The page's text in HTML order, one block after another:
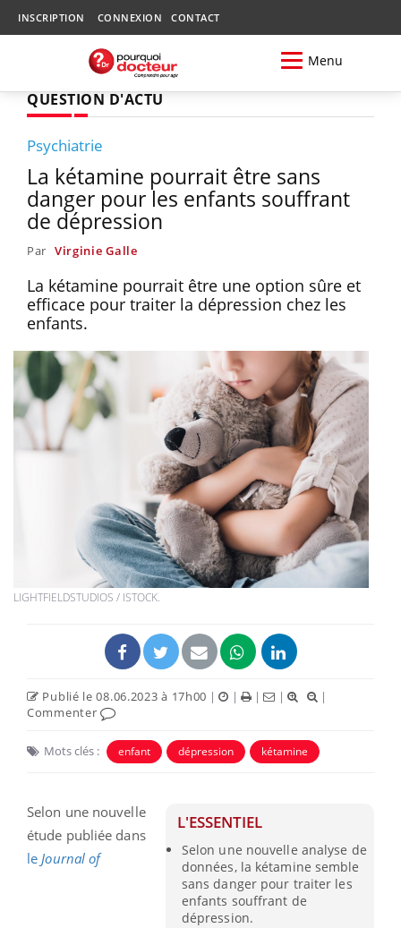
INSCRIPTION CONNEXION CONTACT
Menu
QUESTION D'ACTU
Psychiatrie
La kétamine pourrait être sans
danger pour les enfants souffrant
de dépression
Par Virginie Galle
La kétamine pourrait être une option sûre et
efficace pour traiter la dépression chez les
enfants.
LIGHTFIELDSTUDIOS / ISTOCK.
Publié le 08.06.2023 à 17h00 | | | |
|
Commenter
Mots clés : enfant dépression kétamine
L'ESSENTIEL
Selon une nouvelle analyse de
données, la kétamine semble
sans danger pour traiter les
enfants souffrant de
dépression.
Selon une nouvelle
étude publiée dans
le Journal of